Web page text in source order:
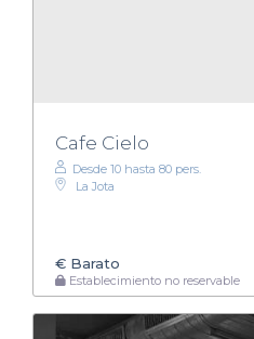
Cafe Cielo
Desde 10 hasta 80 pers.
La Jota
€ Barato
Establecimiento no reservable